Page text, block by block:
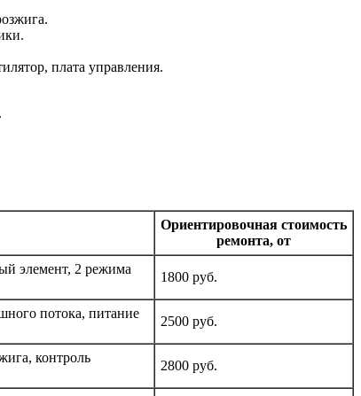
плата управления.
Ориентировочная стоимость
ремонта, от
элемент, 2 режима
1800 руб.
потока, питание
2500 руб.
контроль
2800 руб.